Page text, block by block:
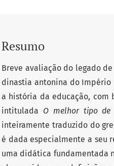
Resumo
Breve avaliação do legado
dinastia antonina do Império
a história da educação, com
intitulada O melhor tipo de
inteiramente traduzido do
é dada especialmente a seu
uma didática fundamentada